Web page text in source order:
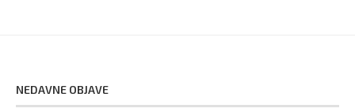
NEDAVNE OBJAVE